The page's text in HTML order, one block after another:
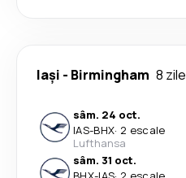
Iași - Birmingham 8 zile
sâm. 24 oct.
IAS-BHX· 2 escale
Lufthansa
sâm. 31 oct.